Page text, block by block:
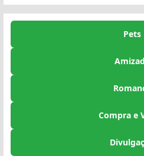
Pets
Compra e